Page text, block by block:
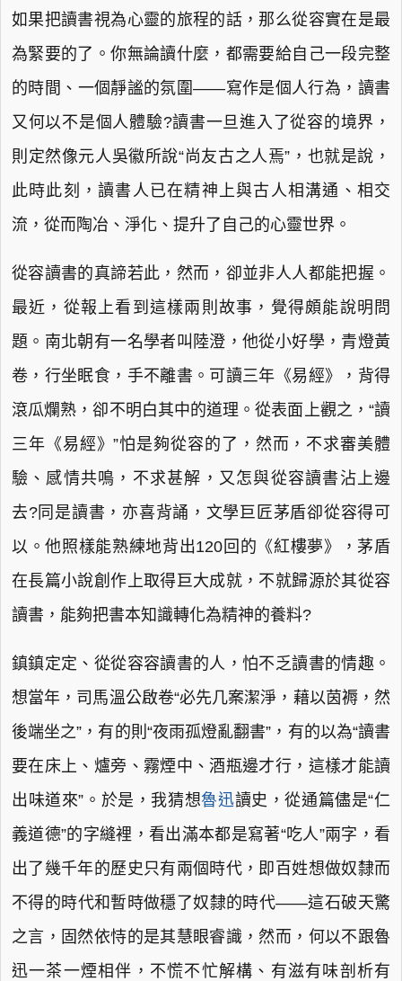
如果把讀書視為心靈的旅程的話，那么從容實在是最
為緊要的了。你無論讀什麼，都需要給自己一段完整
的時間、一個靜謐的氛圍——寫作是個人行為，讀書
又何以不是個人體驗?讀書一旦進入了從容的境界，
則定然像元人吳徽所說“尚友古之人焉”，也就是說，
此時此刻，讀書人已在精神上與古人相溝通、相交
流，從而陶冶、淨化、提升了自己的心靈世界。
從容讀書的真諦若此，然而，卻並非人人都能把握。
最近，從報上看到這樣兩則故事，覺得頗能說明問
題。南北朝有一名學者叫陸澄，他從小好學，青燈黃
卷，行坐眠食，手不離書。可讀三年《易經》，背得
滾瓜爛熟，卻不明白其中的道理。從表面上觀之，“讀
三年《易經》”怕是夠從容的了，然而，不求審美體
驗、感情共鳴，不求甚解，又怎與從容讀書沾上邊
去?同是讀書，亦喜背誦，文學巨匠茅盾卻從容得可
以。他照樣能熟練地背出120回的《紅樓夢》，茅盾
在長篇小說創作上取得巨大成就，不就歸源於其從容
讀書，能夠把書本知識轉化為精神的養料?
鎮鎮定定、從從容容讀書的人，怕不乏讀書的情趣。
想當年，司馬溫公啟卷“必先几案潔淨，藉以茵褥，然
後端坐之”，有的則“夜雨孤燈亂翻書”，有的以為“讀書
要在床上、爐旁、霧煙中、酒瓶邊才行，這樣才能讀
出味道來”。於是，我猜想魯迅讀史，從通篇儘是“仁
義道德”的字縫裡，看出滿本都是寫著“吃人”兩字，看
出了幾千年的歷史只有兩個時代，即百姓想做奴隸而
不得的時代和暫時做穩了奴隸的時代——這石破天驚
之言，固然依恃的是其慧眼睿識，然而，何以不跟魯
迅一茶一煙相伴，不慌不忙解構、有滋有味剖析有